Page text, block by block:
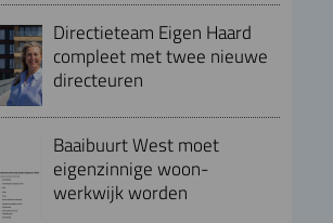
Directieteam Eigen Haard
compleet met twee nieuwe
directeuren
Baaibuurt West moet
eigenzinnige woon-
werkwijk worden